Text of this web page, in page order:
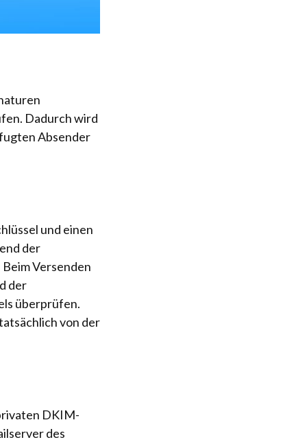
Dadurch wird
Absender
und einen
der
Versenden
der
überprüfen.
von der
DKIM-
des